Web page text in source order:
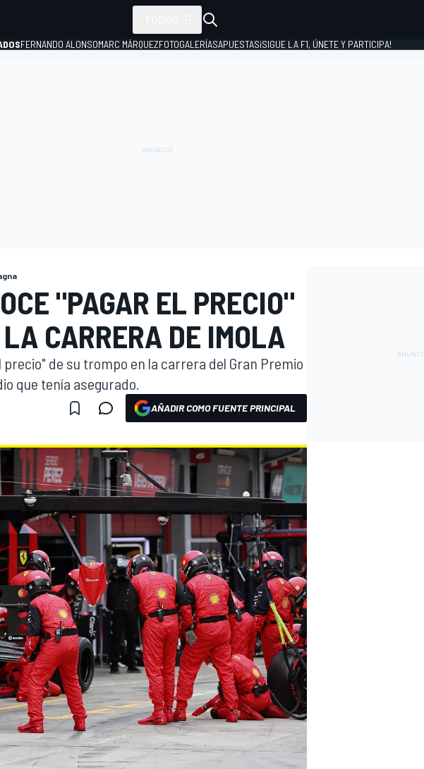
FERNANDO ALONSOMARC MÁRQUEZFOTOGALERÍASAPUESTAS¡SIGUE LA F1, ÚNETE Y PARTICIPA!
"PAGAR EL PRECIO"
CARRERA DE IMOLA
de su trompo en la carrera del Gran Premio
que tenía asegurado.
AÑADIR COMO FUENTE PRINCIPAL